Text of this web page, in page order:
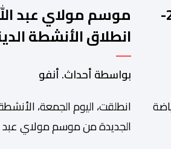
تفاصيل الدخول المدرسي 2026-
موسم مولاي عبد
انطلاق الأنشطة
أجواء من الخشوع
بواسطة أحداث. أنفو
انطلقت، اليوم الجمعة، الأنشطة
الجديدة من موسم مولاي عبد